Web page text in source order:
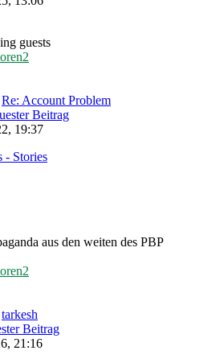
guests
Re: Account Problem
Beitrag
19:37
- Stories
aus den weiten des PBP
tarkesh
Beitrag
21:16